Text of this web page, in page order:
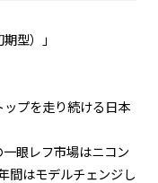
型）」
プを走り続ける日本
眼レフ市場はニコン
間はモデルチェンジし